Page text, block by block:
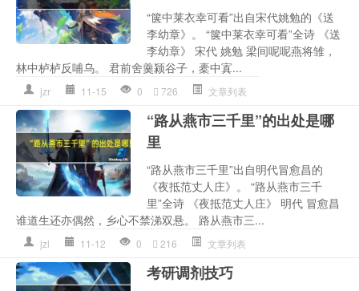
“箧中莱衣幸可看”出自宋代姚勉的《送
李幼章》。 “箧中莱衣幸可看”全诗 《送
李幼章》 宋代 姚勉 梁间呢呢燕将雏，
林中栌栌反哺乌。 君前舍羹颍谷子，橐中寘...
jzr 11-15 0 726 文章列表
“路从燕市三千里”的出处是哪
里
“路从燕市三千里”出自明代冒愈昌的
《夜抵范丈人庄》。 “路从燕市三千
里”全诗 《夜抵范丈人庄》 明代 冒愈昌
谁道生还亦偶然，乡心不禁涕双悬。 路从燕市三...
jzl 11-12 0 216 文章列表
考研调剂技巧